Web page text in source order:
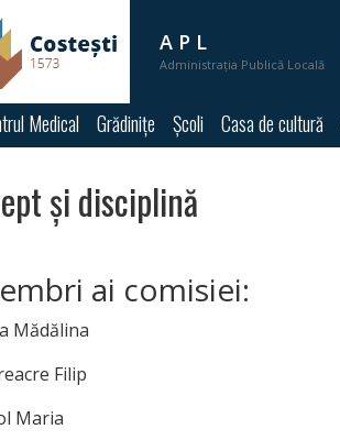
A P L
Administrația Publică Locală
Medical Grădinițe Școli Casa de cultură
şi disciplină
ai comisiei:
Mădălina
Filip
Maria